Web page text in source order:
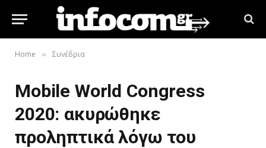
Home » Συνέδρια
Mobile World Congress
2020: ακυρώθηκε
προληπτικά λόγω του